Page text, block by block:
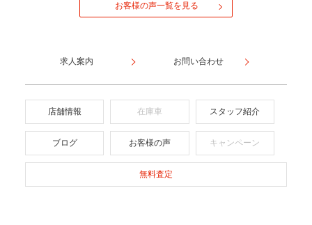
お客様の声一覧を見る
求人案内 お問い合わせ
店舗情報 在庫車 スタッフ紹介
ブログ お客様の声 キャンペーン
無料査定